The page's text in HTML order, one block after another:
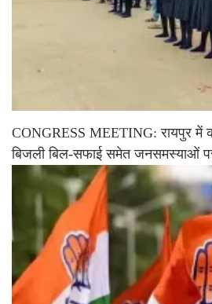
CONGRESS MEETING: रायपुर में
बिजली बिल-सफाई समेत जनसमस्याओं